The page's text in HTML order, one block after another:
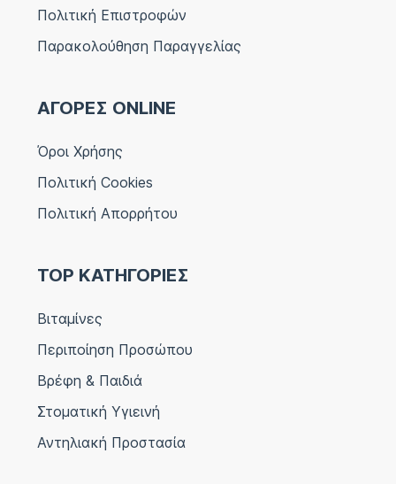
Πολιτική Επιστροφών
Παρακολούθηση Παραγγελίας
ΑΓΟΡΕΣ ONLINE
Όροι Χρήσης
Πολιτική Cookies
Πολιτική Απορρήτου
TOP ΚΑΤΗΓΟΡΙΕΣ
Βιταμίνες
Περιποίηση Προσώπου
Βρέφη & Παιδιά
Στοματική Υγιεινή
Αντηλιακή Προστασία